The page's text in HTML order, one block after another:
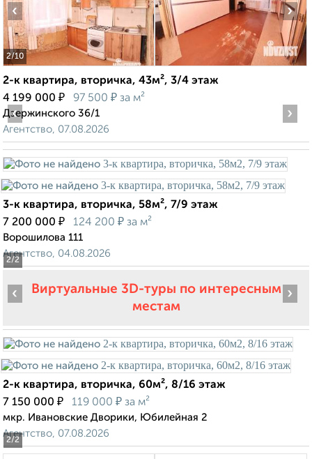
2/10
‹ ›
2-к квартира, вторичка, 43м², 3/4 этаж
4 199 000 ₽ 97 500 ₽ за м²
Дзержинского 36/1
Агентство, 07.08.2026
2/2
‹ ›
3-к квартира, вторичка, 58м², 7/9 этаж
7 200 000 ₽ 124 200 ₽ за м²
Ворошилова 111
Агентство, 04.08.2026
Виртуальные 3D-туры по интересным
местам
2/2
‹ ›
2-к квартира, вторичка, 60м², 8/16 этаж
7 150 000 ₽ 119 000 ₽ за м²
мкр. Ивановские Дворики, Юбилейная 2
Агентство, 07.08.2026